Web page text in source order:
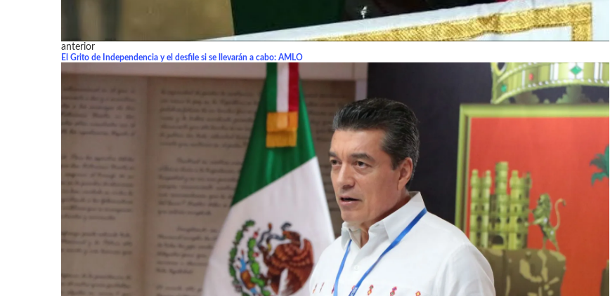
anterior
El Grito de Independencia y el desfile si se llevarán a cabo: AMLO